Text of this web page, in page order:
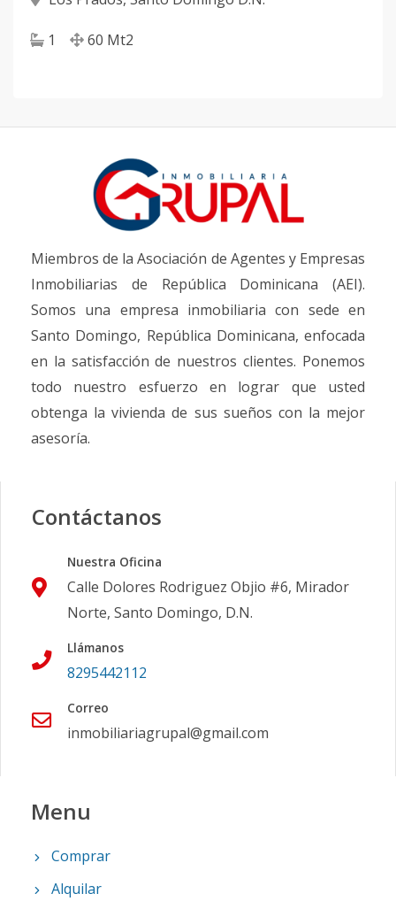
1 60 Mt2
Miembros de la Asociación de Agentes y Empresas
Inmobiliarias de República Dominicana (AEI).
Somos una empresa inmobiliaria con sede en
Santo Domingo, República Dominicana, enfocada
en la satisfacción de nuestros clientes. Ponemos
todo nuestro esfuerzo en lograr que usted
obtenga la vivienda de sus sueños con la mejor
asesoría.
Contáctanos
Nuestra Oficina
Calle Dolores Rodriguez Objio #6, Mirador
Norte, Santo Domingo, D.N.
Llámanos
8295442112
Correo
inmobiliariagrupal@gmail.com
Menu
Comprar
Alquilar